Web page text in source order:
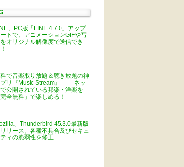
、PC版「LINE 4.7.0」アップ
トで、アニメーションGIFや写
オリジナル解像度で送信でき
で音楽取り放題＆聴き放題の神
プリ『Music Stream』 ― ネッ
で公開されている邦楽・洋楽を
完全無料」で楽しめる！
、Thunderbird 45.3.0最新版
リース。各種不具合及びセキュ
ティの脆弱性を修正